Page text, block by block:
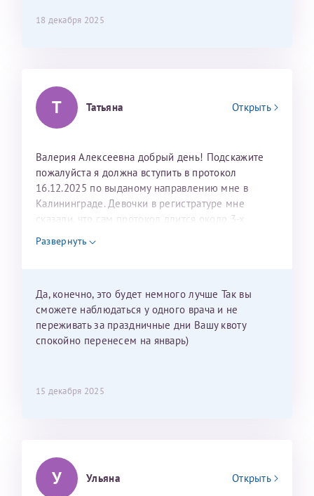
18 декабря 2025
Т Татьяна Открыть
Валерия Алексеевна добрый день! Подскажите
пожалуйста я должна вступить в протокол
16.12.2025 по выданому направлению мне в
Калининграде. Девочки в регистратуре мне
сказали, что сам протокол длится около 3-х
недель и 3 недели я должна находится в Питере.
Можно мне новый год провести в Калининграде и
Развернуть
Да, конечно, это будет немного лучше Так вы
сможете наблюдаться у одного врача и не
переживать за праздничные дни Вашу квоту
спокойно перенесем на январь)
15 декабря 2025
У Ульяна Открыть